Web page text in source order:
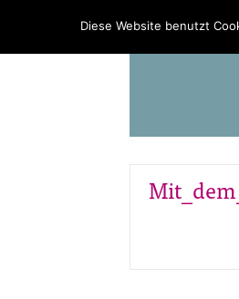
Diese Website benutzt